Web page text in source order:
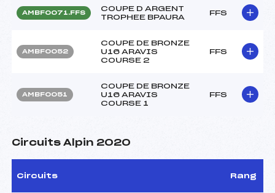
AMBF0071.FFS
COUPE D ARGENT
TROPHEE BPAURA
FFS
AMBF0052
COUPE DE BRONZE
U16 ARAVIS
COURSE 2
FFS
AMBF0051
COUPE DE BRONZE
U16 ARAVIS
COURSE 1
FFS
Circuits Alpin 2020
Circuits Rang